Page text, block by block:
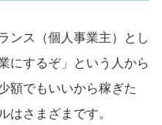
ンス（個人事業主）とし
にするぞ」という人から
額でもいいから稼ぎた
はさまざまです。